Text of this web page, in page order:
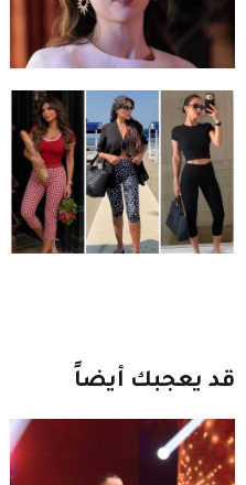
قد يعجبك أيضاً